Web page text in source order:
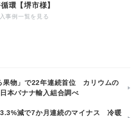
環【堺市様】
事例一覧を見る
果物」で22年連続首位 カリウムの
本バナナ輸入組合調べ
減で7か月連続のマイナス 冷暖